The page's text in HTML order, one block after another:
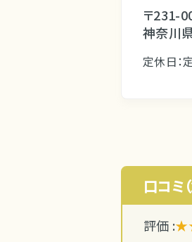
〒231-
神奈川
定休日：
口コミ（
評価 :